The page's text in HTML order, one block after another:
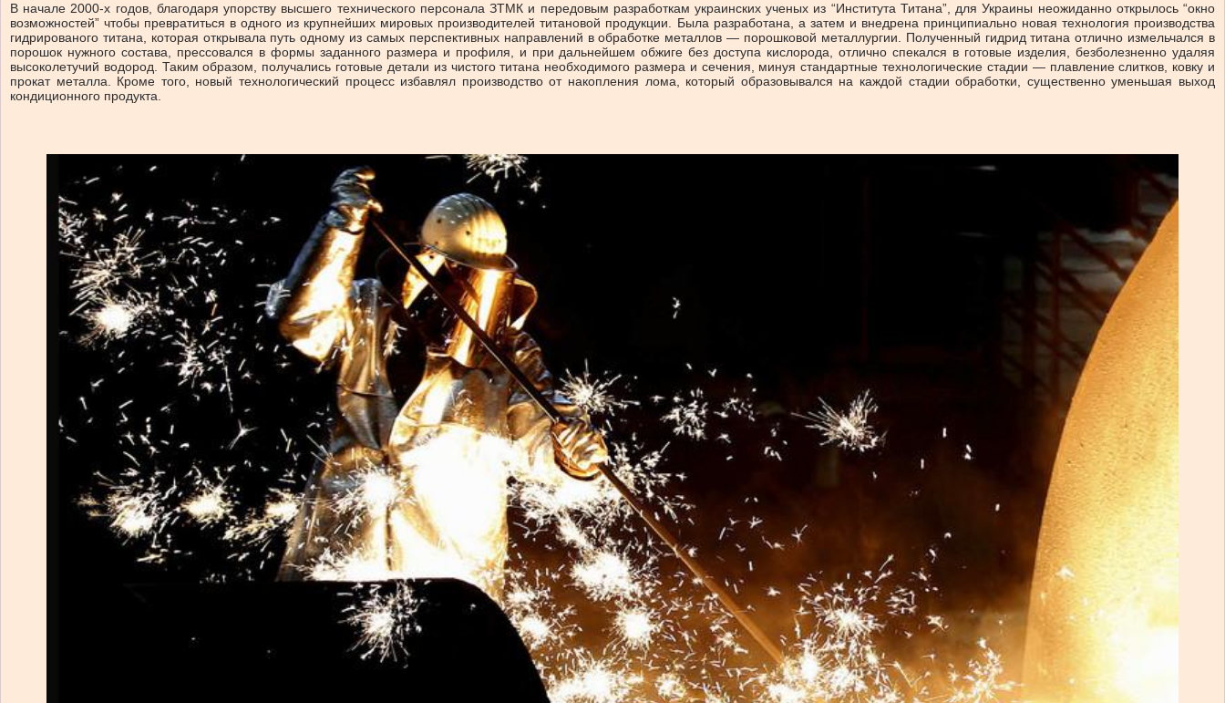
В начале 2000-х годов, благодаря упорству высшего технического персонала ЗТМК и передовым разработкам украинских ученых из “Института Титана”, для Украины неожиданно открылось “окно
возможностей” чтобы превратиться в одного из крупнейших мировых производителей титановой продукции. Была разработана, а затем и внедрена принципиально новая технология производства
гидрированого титана, которая открывала путь одному из самых перспективных направлений в обработке металлов — порошковой металлургии. Полученный гидрид титана отлично измельчался в
порошок нужного состава, прессовался в формы заданного размера и профиля, и при дальнейшем обжиге без доступа кислорода, отлично спекался в готовые изделия, безболезненно удаляя
высоколетучий водород. Таким образом, получались готовые детали из чистого титана необходимого размера и сечения, минуя стандартные технологические стадии — плавление слитков, ковку и
прокат металла. Кроме того, новый технологический процесс избавлял производство от накопления лома, который образовывался на каждой стадии обработки, существенно уменьшая выход
кондиционного продукта.